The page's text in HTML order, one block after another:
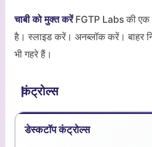
चाबी को मुक्त करेंFGTP Labs की एक
है। स्लाइड करें। अनब्लॉक करें।
भी गहरे हैं।
कंट्रोल्स
डेस्कटॉप कंट्रोल्स